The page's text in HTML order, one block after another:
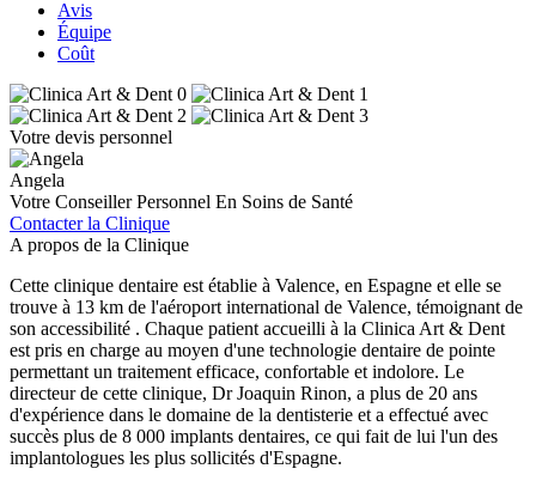
Avis
Équipe
Coût
Votre devis personnel
Angela
Votre Conseiller Personnel En Soins de Santé
Contacter la Clinique
A propos de la Clinique
Cette clinique dentaire est établie à Valence, en Espagne et elle se
trouve à 13 km de l'aéroport international de Valence, témoignant de
son accessibilité . Chaque patient accueilli à la Clinica Art & Dent
est pris en charge au moyen d'une technologie dentaire de pointe
permettant un traitement efficace, confortable et indolore. Le
directeur de cette clinique, Dr Joaquin Rinon, a plus de 20 ans
d'expérience dans le domaine de la dentisterie et a effectué avec
succès plus de 8 000 implants dentaires, ce qui fait de lui l'un des
implantologues les plus sollicités d'Espagne.